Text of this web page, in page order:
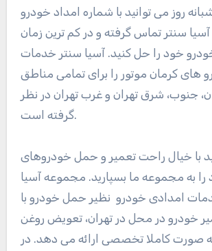
روز می توانید با شماره امداد خودرو
سنتر تماس گرفته و در کم ترین زمان
خود را حل کنید. آسیا سنتر خدمات
های کرمان موتور را برای تمامی مناطق
جنوب، شرق تهران و غرب تهران در نظر
گرفته است.
با خیال راحت تعمیر و حمل خودروهای
به مجموعه ما بسپارید. مجموعه آسیا
امدادی خودرو نظیر حمل خودرو با
خودرو در محل در تهران، تعویض روغن
صورت کاملا تخصصی ارائه می دهد. در